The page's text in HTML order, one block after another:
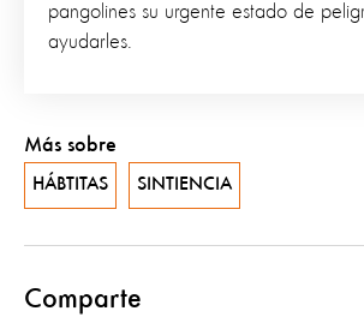
pangolines su urgente estado de
ayudarles.
Más sobre
HÁBTITAS SINTIENCIA
Comparte